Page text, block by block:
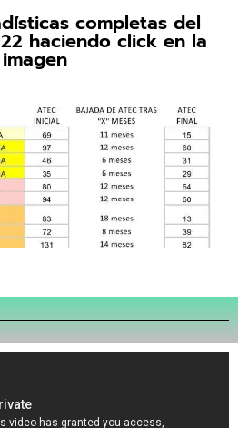
completas del
haciendo click en la
imagen